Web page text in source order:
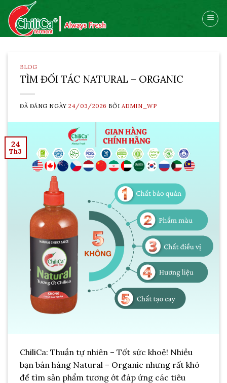
Skip
content
BLOG
TÌM ĐỐI TÁC NATURAL – ORGANIC
ĐÃ ĐĂNG NGÀY24/03/2026 BỞI ADMIN_WP
24
Th3
ChiliCa: Thuần tự nhiên – Tốt sức khoẻ! Nhiều
bạn bán hàng Natural – Organic nhưng rất khó
để tìm sản phẩm tương ớt đáp ứng các tiêu